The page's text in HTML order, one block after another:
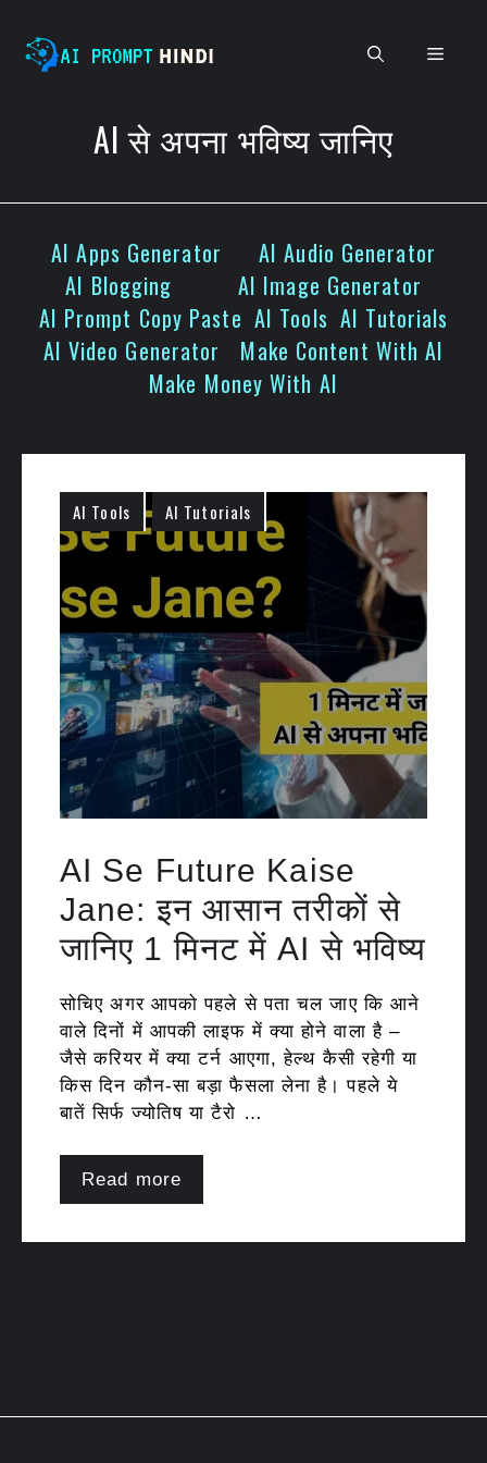
content
Menu
AI से अपना भविष्य जानिए
AI Apps Generator
AI Audio Generator
AI Blogging
AI Image Generator
AI Prompt Copy Paste AI Tools AI Tutorials
AI Video Generator
Make Content With AI
Make Money With AI
AI Tools AI Tutorials
AI Se Future Kaise
Jane: इन आसान तरीकों से
जानिए 1 मिनट में AI से भविष्य
सोचिए अगर आपको पहले से पता चल जाए कि आने
वाले दिनों में आपकी लाइफ में क्या होने वाला है –
जैसे करियर में क्या टर्न आएगा, हेल्थ कैसी रहेगी या
किस दिन कौन-सा बड़ा फैसला लेना है। पहले ये
बातें सिर्फ ज्योतिष या टैरो …
Read more